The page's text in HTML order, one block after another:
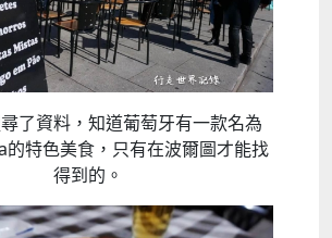
了資料，知道葡萄牙有一款名為
特色美食，只有在波爾圖才能找
得到的。